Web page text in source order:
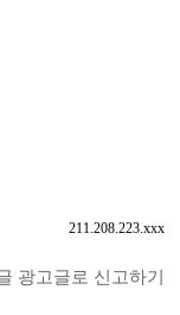
211.208.223.xxx
광고글로 신고하기